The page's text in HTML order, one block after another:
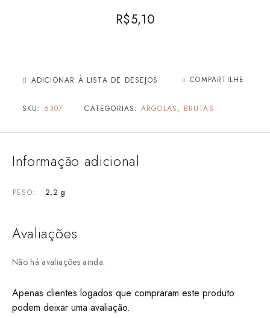
R$5,10
ADICIONAR À LISTA DE DESEJOS COMPARTILHE
SKU: 6307 CATEGORIAS: ARGOLAS, BRUTAS
Informação adicional
PESO 2,2 g
Avaliações
Não há avaliações ainda.
Apenas clientes logados que compraram este produto
podem deixar uma avaliação.